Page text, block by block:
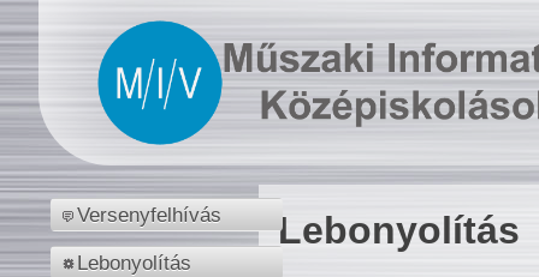
Versenyfelhívás
Lebonyolítás
Lebonyolítás